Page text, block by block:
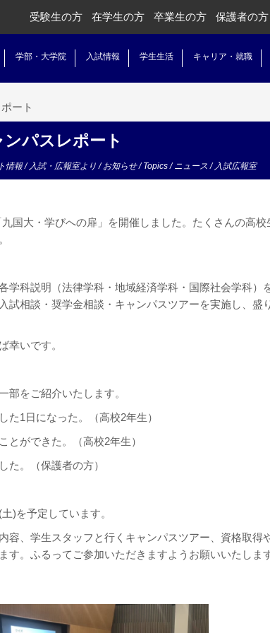
受験生の方 在学生の方 卒業生の方 保護者の方
学部・大学院 入試情報 学生生活 キャリア・就職
ート
ンパスレポート
情報/ 入試・広報室より/お知らせ/Topics/ニュース/ 入試広報室
国大・学びへの扉」を開催しました。たくさんの高校
学科説明（法律学科・地域経済学科・国際社会学科）
試相談・奨学金相談・キャンパスツアーを実施し、盛
幸いです。
部をご紹介いたします。
た1日になった。（高校2年生）
とができた。（高校2年生）
た。（保護者の方）
)を予定しています。
容、学生スタッフと行くキャンパスツアー、資格取得
す。ふるってご参加いただきますようお願いいたします